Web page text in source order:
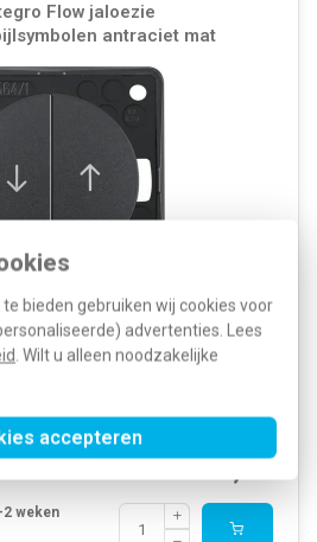
bieden gebruiken wij cookies voor
advertenties. Lees
. Wilt u alleen noodzakelijke
accepteren
Flow jaloezie
antraciet mat
voor jaloeziebediening met
tegen gelijktijdige bediening van beide
mat antraciet. Voor o.a. (bad)meubels,
voor standaard muurmontage.
14,79
weken